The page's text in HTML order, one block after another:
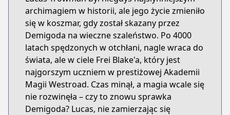
archimagiem w historii, ale jego życie zmieniło
się w koszmar, gdy został skazany przez
Demigoda na wieczne szaleństwo. Po 4000
latach spędzonych w otchłani, nagle wraca do
świata, ale w ciele Frei Blake'a, który jest
najgorszym uczniem w prestiżowej Akademii
Magii Westroad. Czas minął, a magia wcale się
nie rozwinęła – czy to znowu sprawka
Demigoda? Lucas, nie zamierzając się